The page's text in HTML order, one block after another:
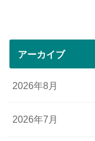
アーカイブ
2026年8月
2026年7月